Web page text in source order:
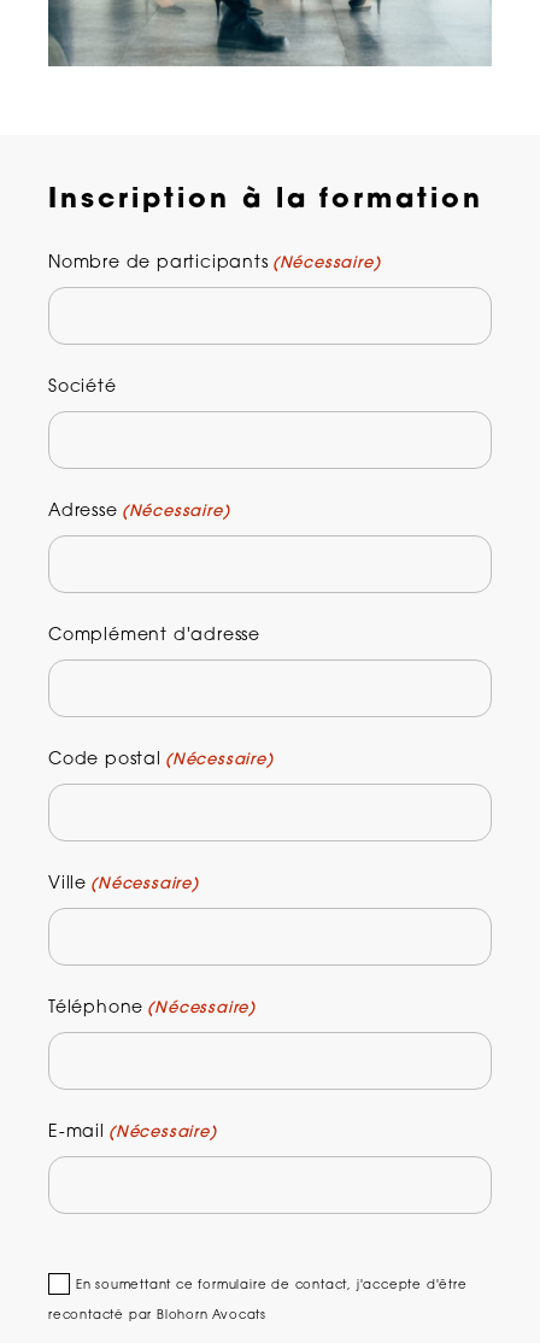
Inscription à la formation
Nombre de participants (Nécessaire)
Société
Adresse (Nécessaire)
Complément d'adresse
Code postal (Nécessaire)
Ville (Nécessaire)
Téléphone (Nécessaire)
E-mail (Nécessaire)
En soumettant ce formulaire de contact, j'accepte d'être
recontacté par Blohorn Avocats